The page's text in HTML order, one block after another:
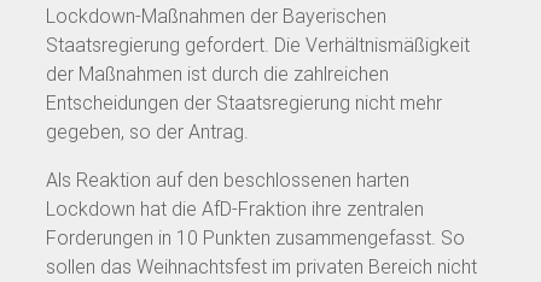
Lockdown-Maßnahmen der Bayerischen
Staatsregierung gefordert. Die Verhältnismäßigkeit
der Maßnahmen ist durch die zahlreichen
Entscheidungen der Staatsregierung nicht mehr
gegeben, so der Antrag.
Als Reaktion auf den beschlossenen harten
Lockdown hat die AfD-Fraktion ihre zentralen
Forderungen in 10 Punkten zusammengefasst. So
sollen das Weihnachtsfest im privaten Bereich nicht